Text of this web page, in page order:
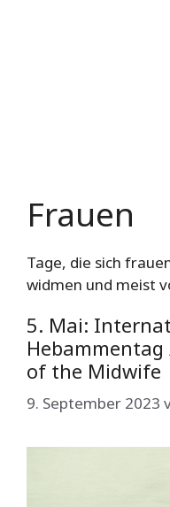
Frauen
Tage, die sich
widmen und meist
5. Mai:
of the Midwife
9. September 2023